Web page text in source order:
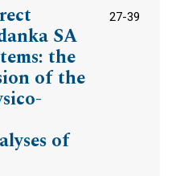
SA
the
of the
of
27-39